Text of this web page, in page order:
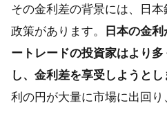
その金利差の背景には、日
政策があります。
日本の金
ートレードの投資家はより
し、金利差を享受しようとし
利の円が大量に市場に出回り